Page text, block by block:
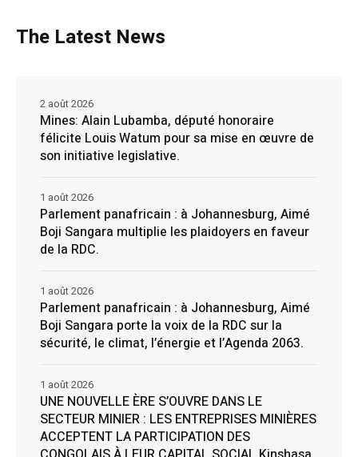
The Latest News
Mines: Alain Lubamba, député honoraire
félicite Louis Watum pour sa mise en œuvre de
son initiative legislative.
2 août 2026
Parlement panafricain : à Johannesburg, Aimé
Boji Sangara multiplie les plaidoyers en faveur
de la RDC.
1 août 2026
Parlement panafricain : à Johannesburg, Aimé
Boji Sangara porte la voix de la RDC sur la
sécurité, le climat, l’énergie et l’Agenda 2063.
1 août 2026
UNE NOUVELLE ÈRE S’OUVRE DANS LE
SECTEUR MINIER : LES ENTREPRISES MINIÈRES
ACCEPTENT LA PARTICIPATION DES
1 août 2026